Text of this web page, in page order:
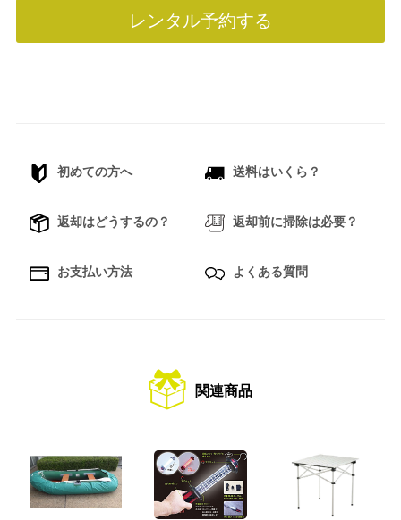
レンタル予約する
初めての方へ 送料はいくら？
返却はどうするの？ 返却前に掃除は必要？
お支払い方法 よくある質問
関連商品